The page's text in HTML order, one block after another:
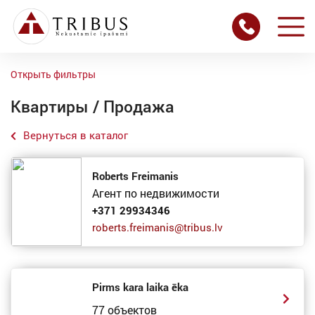
Открыть фильтры
Квартиры / Продажа
Вернуться в каталог
Roberts Freimanis
Агент по недвижимости
+371 29934346
roberts.freimanis@tribus.lv
Pirms kara laika ēka
77 объектов